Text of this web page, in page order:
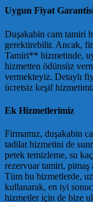
Uygun Fiyat
Duşakabin cam tamiri
gerektirebilir. Ancak,
Tamiri** hizmetinde,
hizmetten ödünsüz
vermekteyiz. Detaylı
ücretsiz keşif
Ek Hizmetlerimiz
Firmamız, duşakabin
tadilat hizmetini de
petek temizleme, su
rezervuar tamiri, pimaş
Tüm bu hizmetlerde,
kullanarak, en iyi
hizmetler için de bize